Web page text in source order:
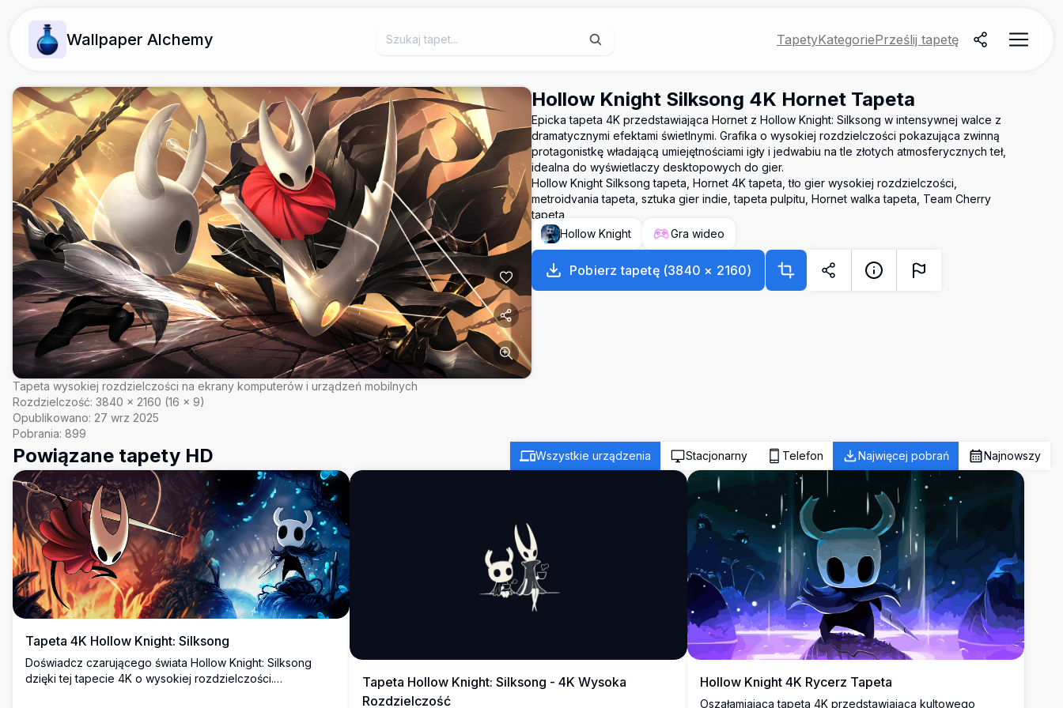
Wallpaper Alchemy TapetyKategoriePrześlij tapetę
Tapeta wysokiej rozdzielczości na ekrany komputerów i urządzeń mobilnych
Rozdzielczość: 3840 × 2160 (16 × 9)
Opublikowano: 27 wrz 2025
Pobrania: 899
Hollow Knight Silksong 4K Hornet Tapeta
Epicka tapeta 4K przedstawiająca Hornet z Hollow Knight: Silksong w intensywnej walce z
dramatycznymi efektami świetlnymi. Grafika o wysokiej rozdzielczości pokazująca zwinną
protagonistkę władającą umiejętnościami igły i jedwabiu na tle złotych atmosferycznych teł,
idealna do wyświetlaczy desktopowych do gier.
Hollow Knight Silksong tapeta, Hornet 4K tapeta, tło gier wysokiej rozdzielczości,
metroidvania tapeta, sztuka gier indie, tapeta pulpitu, Hornet walka tapeta, Team Cherry
tapeta
Hollow Knight
Gra wideo
Pobierz tapetę(3840 × 2160)
Powiązane tapety HD Wszystkie urządzenia Stacjonarny Telefon Najwięcej pobrań Najnowszy
Tapeta 4K Hollow Knight: Silksong
Doświadcz czarującego świata Hollow Knight: Silksong
dzięki tej tapecie 4K o wysokiej rozdzielczości.
Tapeta Hollow Knight: Silksong - 4K Wysoka
Rozdzielczość
Hollow Knight 4K Rycerz Tapeta
Oszałamiająca tapeta 4K przedstawiająca kultowego